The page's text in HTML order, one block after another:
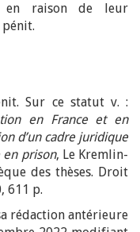
raison de leur
pénit.
Sur ce statut v. :
en France et en
d’un cadre juridique
en prison, Le Kremlin-
des thèses. Droit
611 p.
rédaction antérieure